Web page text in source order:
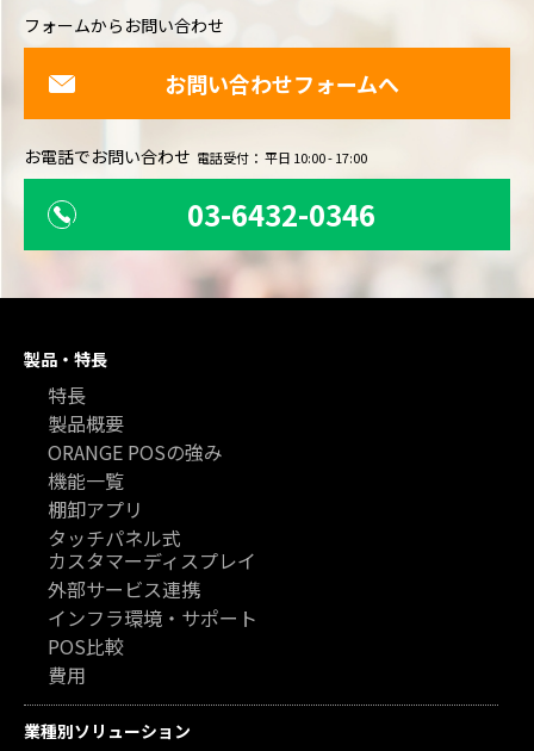
フォームからお問い合わせ
お問い合わせフォームへ
お電話でお問い合わせ 電話受付： 平日 10:00 - 17:00
03-6432-0346
製品・特長
特長
製品概要
ORANGE POSの強み
機能一覧
棚卸アプリ
タッチパネル式
カスタマーディスプレイ
外部サービス連携
インフラ環境・サポート
POS比較
費用
業種別ソリューション